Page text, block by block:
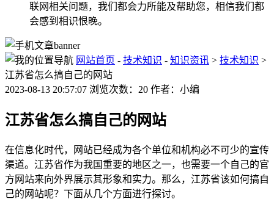
联网相关问题，我们都会力所能及帮助您，相信我们都
会感到相识恨晚。
网站首页 - 技术知识 - 知识资讯 > 技术知识 >
江苏省怎么搞自己的网站
2023-08-13 20:57:07 浏览次数：20 作者：小编
江苏省怎么搞自己的网站
在信息化时代，网站已经成为各个单位和机构必不可少的宣传
渠道。江苏省作为我国重要的地区之一，也需要一个自己的官
方网站来向外界展示其形象和实力。那么，江苏省该如何搞自
己的网站呢？下面从几个方面进行探讨。